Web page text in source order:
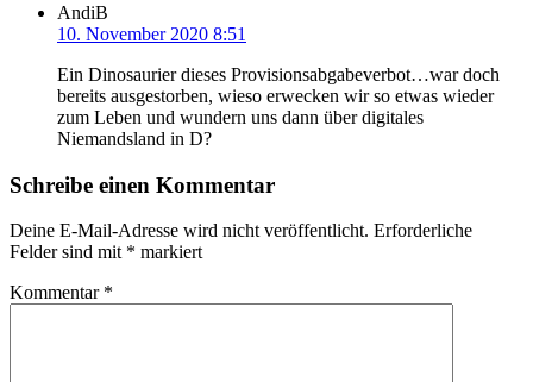
AndiB
10. November 2020 8:51
Ein Dinosaurier dieses Provisionsabgabeverbot…war doch
bereits ausgestorben, wieso erwecken wir so etwas wieder
zum Leben und wundern uns dann über digitales
Niemandsland in D?
Schreibe einen Kommentar
Deine E-Mail-Adresse wird nicht veröffentlicht. Erforderliche
Felder sind mit * markiert
Kommentar *